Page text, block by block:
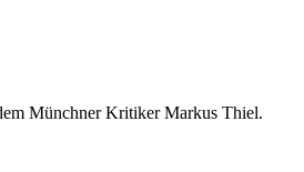
Münch­ner Kri­ti­ker Mar­kus Thiel.